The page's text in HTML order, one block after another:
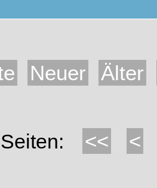
Neuer Älter
Seiten: << <